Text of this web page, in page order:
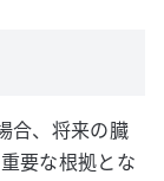
合、将来の臓
要な根拠とな